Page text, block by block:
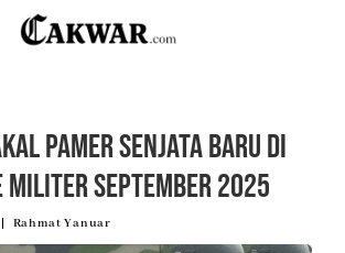
Pamer Senjata Baru di
Militer September 2025
Rahmat Yanuar